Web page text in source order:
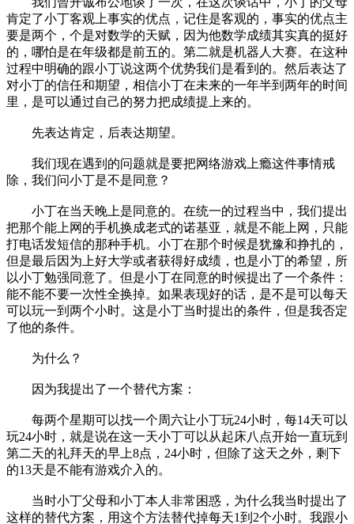
肯定了小丁客观上事实的优点，记住是客观的，事实的优点主
要是两个，个是对数学的天赋，因为他数学成绩其实真的挺好
的，哪怕是在年级都是前五的。第二就是机器人大赛。在这种
过程中明确的跟小丁说这两个优势我们是看到的。然后表达了
对小丁的信任和期望，相信小丁在未来的一年半到两年的时间
里，是可以通过自己的努力把成绩提上来的。
先表达肯定，后表达期望。
我们现在遇到的问题就是要把网络游戏上瘾这件事情戒
除，我们问小丁是不是同意？
小丁在当天晚上是同意的。在统一的过程当中，我们提出
把那个能上网的手机换成老式的诺基亚，就是不能上网，只能
打电话发短信的那种手机。小丁在那个时候是犹豫和挣扎的，
但是最后因为上好大学或者获得好成绩，也是小丁的希望，所
以小丁勉强同意了。但是小丁在同意的时候提出了一个条件：
能不能不要一次性全换掉。如果表现好的话，是不是可以每天
可以玩一到两个小时。这是小丁当时提出的条件，但是我否定
了他的条件。
为什么？
因为我提出了一个替代方案：
每两个星期可以找一个周六让小丁玩24小时，每14天可以
玩24小时，就是说在这一天小丁可以从起床八点开始一直玩到
第二天的礼拜天的早上8点，24小时，但除了这天之外，剩下
的13天是不能有游戏介入的。
当时小丁父母和小丁本人非常困惑，为什么我当时提出了
这样的替代方案，用这个方法替代掉每天1到2个小时。我跟小